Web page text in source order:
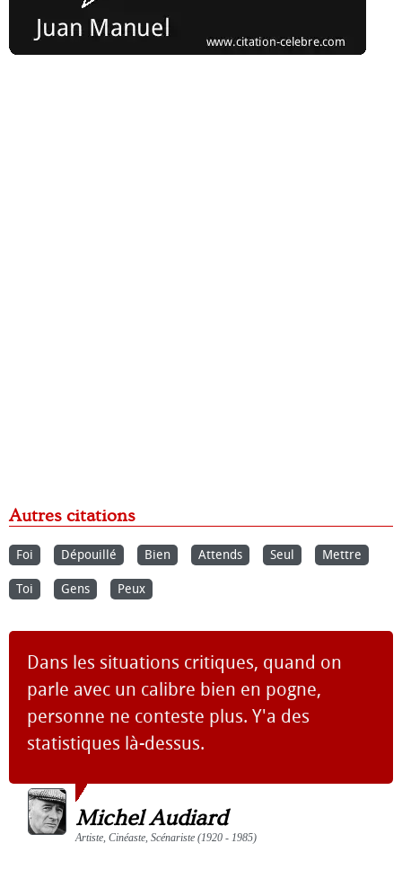
Autres citations
Foi Dépouillé Bien Attends Seul Mettre
Toi Gens Peux
Dans les situations critiques, quand on
parle avec un calibre bien en pogne,
personne ne conteste plus. Y'a des
statistiques là-dessus.
Michel Audiard
Artiste, Cinéaste, Scénariste (1920 - 1985)